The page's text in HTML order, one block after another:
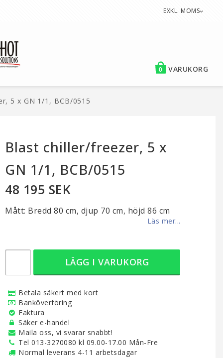
EXKL. MOMS
VARUKORG
0
5 x GN 1/1, BCB/0515
Blast chiller/freezer, 5 x
GN 1/1, BCB/0515
48 195 SEK
Mått: Bredd 80 cm, djup 70 cm, höjd 86 cm
Läs mer...
LÄGG I VARUKORG
Betala säkert med kort
Banköverföring
Faktura
Säker e-handel
Maila oss, vi svarar snabbt!
Tel 013-3270080 kl 09.00-17.00 Mån-Fre
Normal leverans 4-11 arbetsdagar